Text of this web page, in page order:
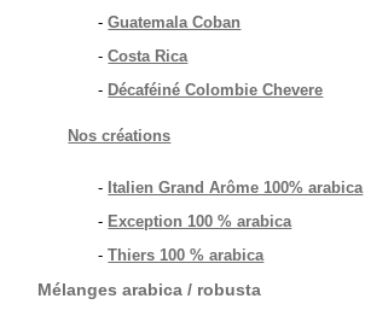
-Guatemala Coban
-Costa Rica
- Décaféiné Colombie Chevere
Nos créations
- Italien Grand Arôme 100% arabica
- Exception 100 % arabica
-Thiers 100 % arabica
Mélanges arabica / robusta